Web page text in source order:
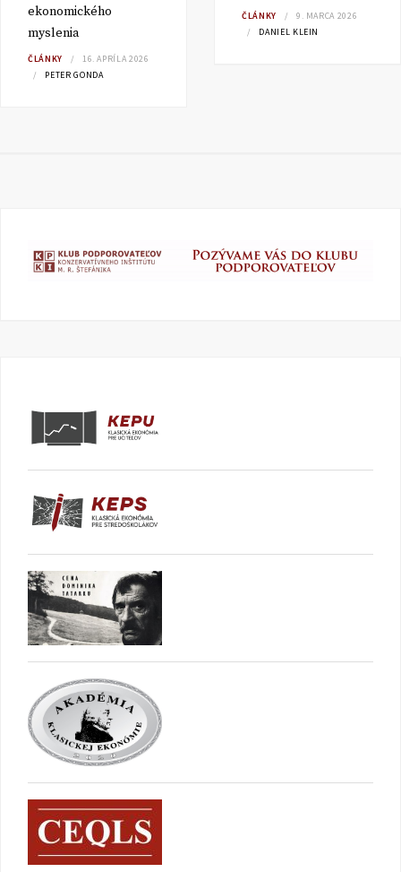
ekonomického
myslenia
ČLÁNKY
16. APRÍLA 2026
PETER GONDA
ČLÁNKY
9. MARCA 2026
DANIEL KLEIN